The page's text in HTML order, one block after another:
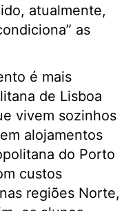
atualmente,
as
é mais
de Lisboa
vivem sozinhos
alojamentos
do Porto
custos
regiões Norte,